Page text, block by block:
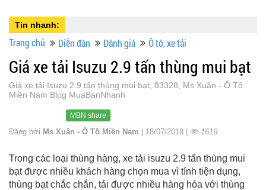
Tin nhanh:
Trang chủ Diễn đàn Đánh giá Ô tô, xe tải
Giá xe tải Isuzu 2.9 tấn thùng mui bạt
Giá xe tải Isuzu 2.9 tấn thùng mui bạt, 83328, Ms Xuân - Ô Tô
Miền Nam Blog MuaBanNhanh
MBN share
Đăng bởi Ms Xuân - Ô Tô Miền Nam | 18/07/2018 | 1616
Trong các loại thùng hàng, xe tải isuzu 2.9 tấn thùng mui
bạt được nhiều khách hàng chọn mua vì tính tiện dụng,
thùng bạt chắc chắn, tải được nhiều hàng hóa với thùng